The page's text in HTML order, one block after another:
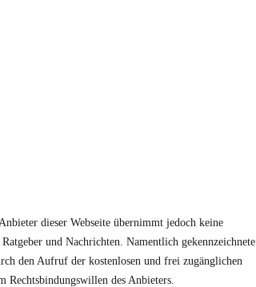
dieser Webseite übernimmt jedoch keine
und Nachrichten. Namentlich gekennzeichnete
den Aufruf der kostenlosen und frei zugänglichen
Rechtsbindungswillen des Anbieters.